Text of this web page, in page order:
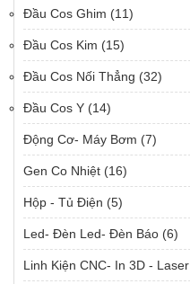
Đầu Cos Ghim (11)
Đầu Cos Kim (15)
Đầu Cos Nối Thẳng (32)
Đầu Cos Y (14)
Động Cơ- Máy Bơm (7)
Gen Co Nhiệt (16)
Hộp - Tủ Điện (5)
Led- Đèn Led- Đèn Báo (6)
Linh Kiện CNC- In 3D - Laser